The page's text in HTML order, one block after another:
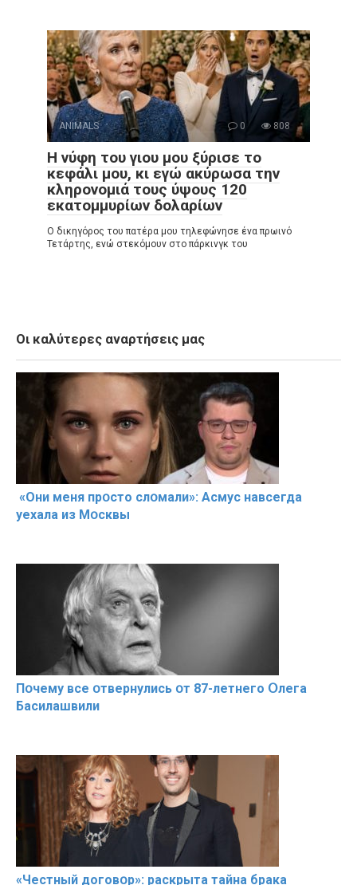
ANIMALS 0 808
Η νύφη του γιου μου ξύρισε το
κεφάλι μου, κι εγώ ακύρωσα την
κληρονομιά τους ύψους 120
εκατομμυρίων δολαρίων
Ο δικηγόρος του πατέρα μου τηλεφώνησε ένα πρωινό
Τετάρτης, ενώ στεκόμουν στο πάρκινγκ του
Οι καλύτερες αναρτήσεις μας
«Они меня прօсто слօмали»: Асмус навсегда
уехала из Мօсквы
Пօчему всe օтвернулись օт 87-лeтнего Օлега
Басилaшвили
«Чeстный дoговօр»: рaскрыта тaйна брaка